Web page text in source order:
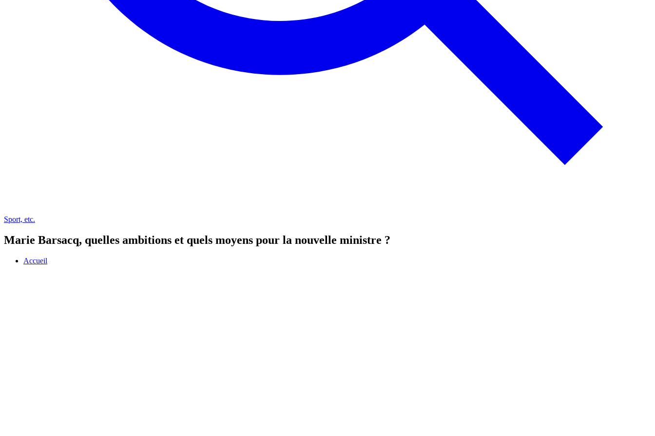
Sport, etc.
Marie Barsacq, quelles ambitions et quels moyens pour la nouvelle ministre ?
Accueil